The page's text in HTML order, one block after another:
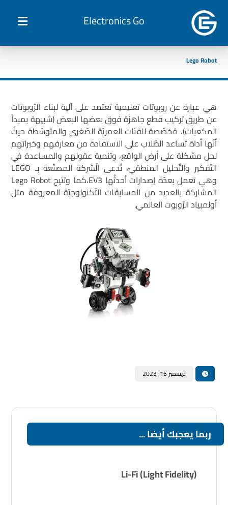
Electronics Go
Lego Robot
هي عبارة عن روبوتات تعليمية تعتمد على آلية لبناء الرّوبوتات
عن طريق تركيب قطع جاهزة فوق بعضها البعض (شبيهة بمبدأ
المكعبات)، مُخصّصة للفئات العمريّة الصّغرى والمتوسّطة حيثُ
أنّها أداة تساعد الطّلاب على الاستفادة من معارفهم وخبراتهم
لحل مشكلة على أرض الواقع، وتنمية عقولهم والمساعدة في
التّفكير والتّحليل المنطقيّ، تُدعى الّشركة المصنّعة بـ LEGO
وهي تعمل بعدّة إصدارات أحدثُها EV3،كما وتتيح Lego Robot
المشاركة بالعديد من المسابقات التّكنولوجيّة المعروفة مثل
أولمبياد الرّوبوت العالمي.
ديسمبر 16, 2023
ربما يعجبك أيضا ...
Li-Fi (Light Fidelity)